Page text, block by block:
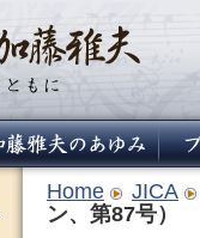
Home
JICA
ン、第87号）